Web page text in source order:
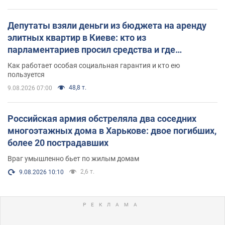
Депутаты взяли деньги из бюджета на аренду
элитных квартир в Киеве: кто из
парламентариев просил средства и где
поселился
Как работает особая социальная гарантия и кто ею
пользуется
9.08.2026 07:00 48,8 т.
Российская армия обстреляла два соседних
многоэтажных дома в Харькове: двое погибших,
более 20 пострадавших
Враг умышленно бьет по жилым домам
9.08.2026 10:10 2,6 т.